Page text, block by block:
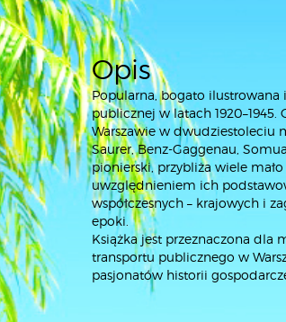
Opis
Popularna, bogato
publicznej w latach
Warszawie w dwudziestoleciu
Saurer, Benz-Gaggenau,
pionierski, przybliża wiele
uwzględnieniem ich
współczesnych – krajowych i
epoki.
Książka jest przeznaczona dla
transportu publicznego w
pasjonatów historii